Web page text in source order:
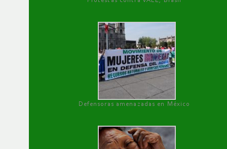
Defensoras amenazadas en México